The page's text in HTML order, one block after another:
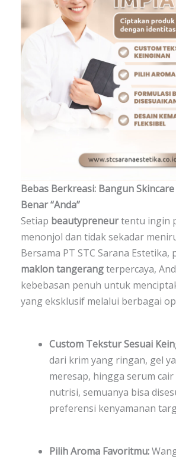
Bebas Berkreasi: Bangun
Benar “Anda”
Setiap beautypreneurtentu ingin
menonjol dan tidak sekadar
Bersama PT STC Sarana Estetika,
maklon tangerangterpercaya,
kebebasan penuh untuk
yang eksklusif melalui berbagai
Custom Tekstur Sesuai
dari krim yang ringan, gel
meresap, hingga serum cair
nutrisi, semuanya bisa
preferensi kenyamanan
Pilih Aroma Favoritmu: